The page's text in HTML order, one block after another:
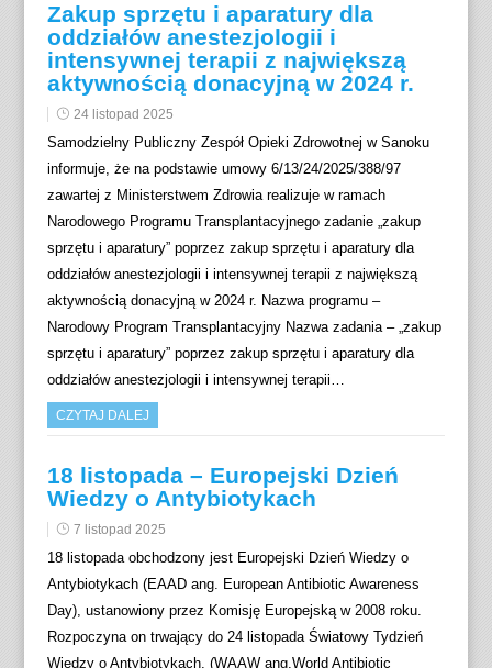
Zakup sprzętu i aparatury dla
oddziałów anestezjologii i
intensywnej terapii z największą
aktywnością donacyjną w 2024 r.
24 listopad 2025
Samodzielny Publiczny Zespół Opieki Zdrowotnej w Sanoku
informuje, że na podstawie umowy 6/13/24/2025/388/97
zawartej z Ministerstwem Zdrowia realizuje w ramach
Narodowego Programu Transplantacyjnego zadanie „zakup
sprzętu i aparatury” poprzez zakup sprzętu i aparatury dla
oddziałów anestezjologii i intensywnej terapii z największą
aktywnością donacyjną w 2024 r. Nazwa programu –
Narodowy Program Transplantacyjny Nazwa zadania – „zakup
sprzętu i aparatury” poprzez zakup sprzętu i aparatury dla
oddziałów anestezjologii i intensywnej terapii…
CZYTAJ DALEJ
18 listopada – Europejski Dzień
Wiedzy o Antybiotykach
7 listopad 2025
18 listopada obchodzony jest Europejski Dzień Wiedzy o
Antybiotykach (EAAD ang. European Antibiotic Awareness
Day), ustanowiony przez Komisję Europejską w 2008 roku.
Rozpoczyna on trwający do 24 listopada Światowy Tydzień
Wiedzy o Antybiotykach. (WAAW ang.World Antibiotic